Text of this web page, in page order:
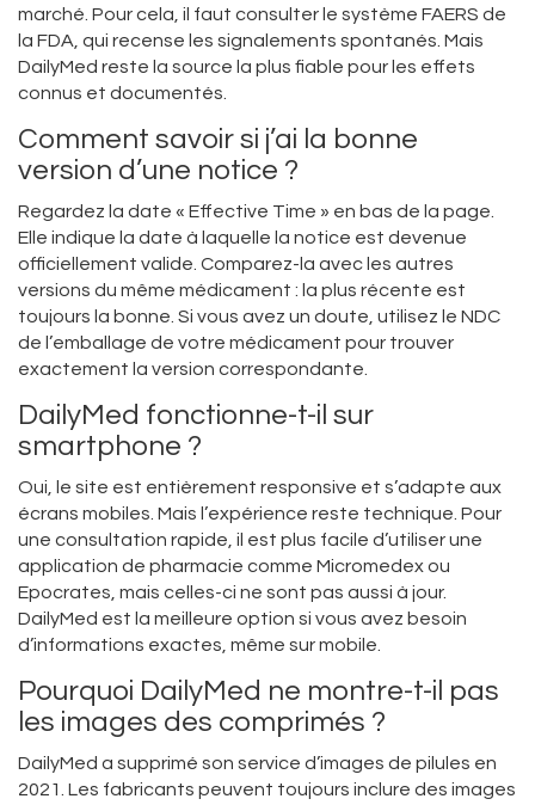
marché. Pour cela, il faut consulter le système FAERS de
la FDA, qui recense les signalements spontanés. Mais
DailyMed reste la source la plus fiable pour les effets
connus et documentés.
Comment savoir si j’ai la bonne
version d’une notice ?
Regardez la date « Effective Time » en bas de la page.
Elle indique la date à laquelle la notice est devenue
officiellement valide. Comparez-la avec les autres
versions du même médicament : la plus récente est
toujours la bonne. Si vous avez un doute, utilisez le NDC
de l’emballage de votre médicament pour trouver
exactement la version correspondante.
DailyMed fonctionne-t-il sur
smartphone ?
Oui, le site est entièrement responsive et s’adapte aux
écrans mobiles. Mais l’expérience reste technique. Pour
une consultation rapide, il est plus facile d’utiliser une
application de pharmacie comme Micromedex ou
Epocrates, mais celles-ci ne sont pas aussi à jour.
DailyMed est la meilleure option si vous avez besoin
d’informations exactes, même sur mobile.
Pourquoi DailyMed ne montre-t-il pas
les images des comprimés ?
DailyMed a supprimé son service d’images de pilules en
2021. Les fabricants peuvent toujours inclure des images